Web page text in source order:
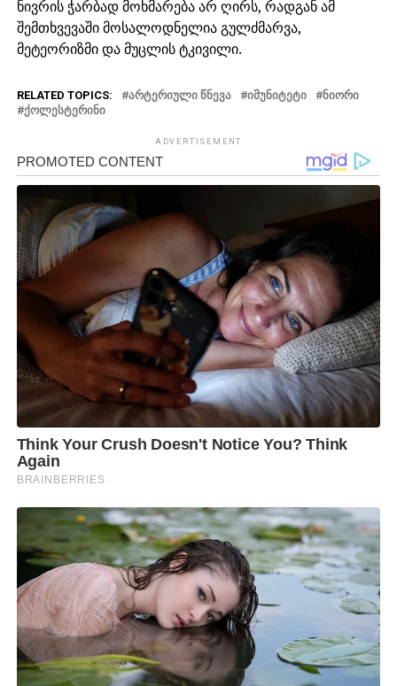
ნივრის ჭარბად მოხმარება არ ღირს, რადგან ამ
შემთხვევაში მოსალოდნელია გულძმარვა,
მეტეორიზმი და მუცლის ტკივილი.
RELATED TOPICS: ᲐᲠᲢᲔᲠᲘᲣᲚᲘ ᲬᲜᲔᲕᲐ ᲘᲛᲣᲜᲘᲢᲔᲢᲘ
ᲜᲘᲝᲠᲘ
ᲥᲝᲚᲔᲡᲢᲔᲠᲘᲜᲘ
ADVERTISEMENT